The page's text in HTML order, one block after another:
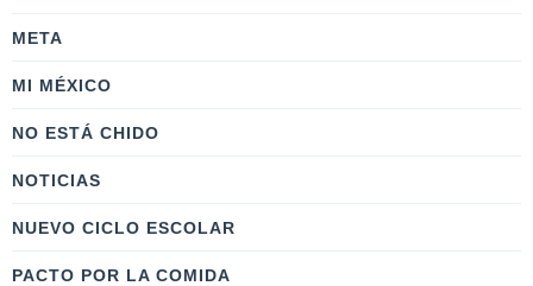
META
MI MÉXICO
NO ESTÁ CHIDO
NOTICIAS
NUEVO CICLO ESCOLAR
PACTO POR LA COMIDA